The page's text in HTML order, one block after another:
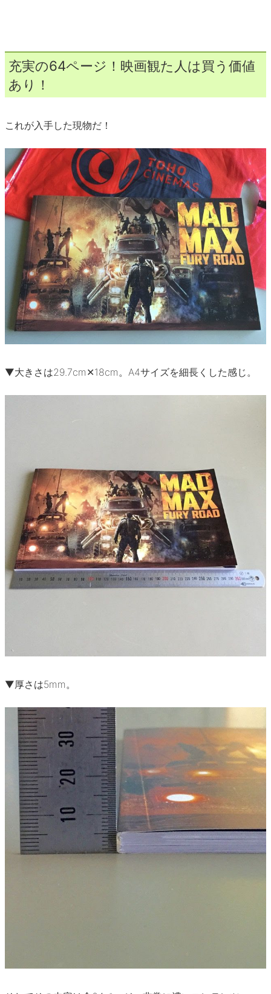
充実の64ページ！映画観た人は買う価値
あり！
これが入手した現物だ！
▼大きさは29.7cm✕18cm。A4サイズを細長くした感じ。
▼厚さは5mm。